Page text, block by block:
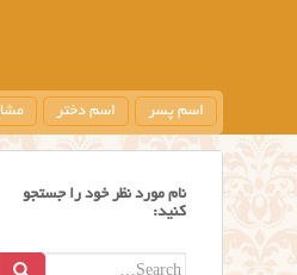
m
i
n
اسم پسر اسم دختر
نام مورد نظر خود را جستجو
کنید:
Search